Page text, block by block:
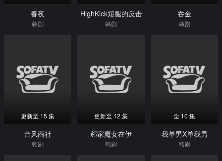
春夜
韩剧
HighKick短腿的反击
韩剧
吞金
韩剧
更新至 15 集
台风商社
韩剧
更新至 12 集
邻家魔女在伊
韩剧
全 10 集
我单男X单我男
韩剧